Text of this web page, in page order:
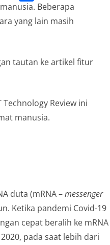
Beberapa
yang lain masih
tautan ke artikel fitur
Review ini
manusia.
duta (mRNA –messenger
Ketika pandemi Covid-19
cepat beralih ke mRNA
pada saat lebih dari
o
k
s
A
p
a
o
p
i
S
h